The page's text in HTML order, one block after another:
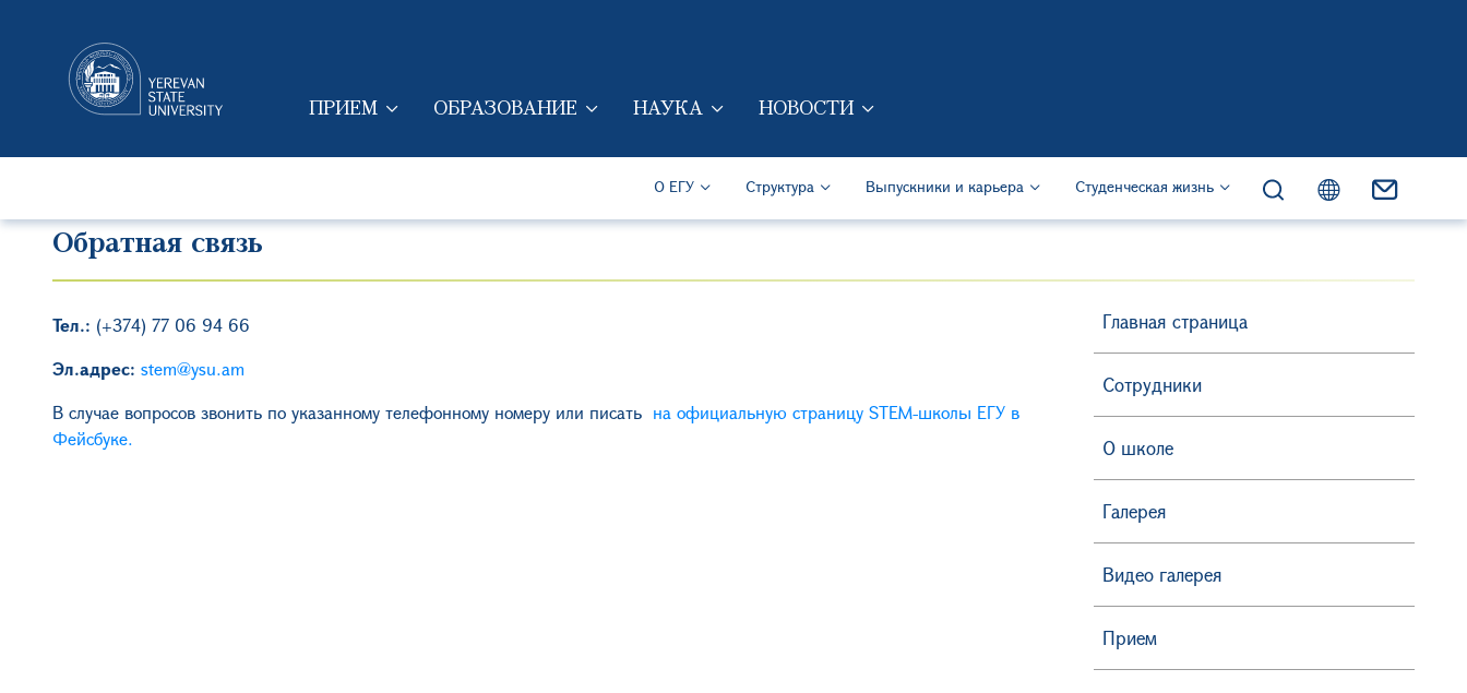
MAIN NAVIGATION (RUS)
ПРИЕМ ОБРАЗОВАНИЕ НАУКА НОВОСТИ
Secondary Navigation (Rus)
О ЕГУ Структура Выпускники и карьера Студенческая жизнь
Обратная связь
Тел.: (+374) 77 06 94 66
Эл.адрес: stem@ysu.am
В случае вопросов звонить по указанному телефонному номеру или писать на официальную страницу STEM-школы ЕГУ в
Фейсбуке.
Главная страница
Сотрудники
О школе
Галерея
Видео галерея
Прием